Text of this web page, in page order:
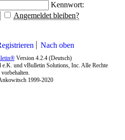
Kennwort:
Angemeldet bleiben?
Nach oben
Version 4.2.4 (Deutsch)
und vBulletin Solutions, Inc. Alle Rechte
vorbehalten.
1999-2020